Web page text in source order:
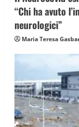
“Chi ha avuto
neurologici”
Maria Teresa